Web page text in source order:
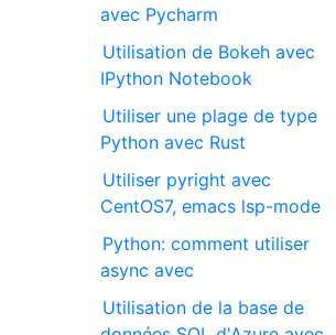
avec Pycharm
Utilisation de Bokeh avec
IPython Notebook
Utiliser une plage de type
Python avec Rust
Utiliser pyright avec
CentOS7, emacs lsp-mode
Python: comment utiliser
async avec
Utilisation de la base de